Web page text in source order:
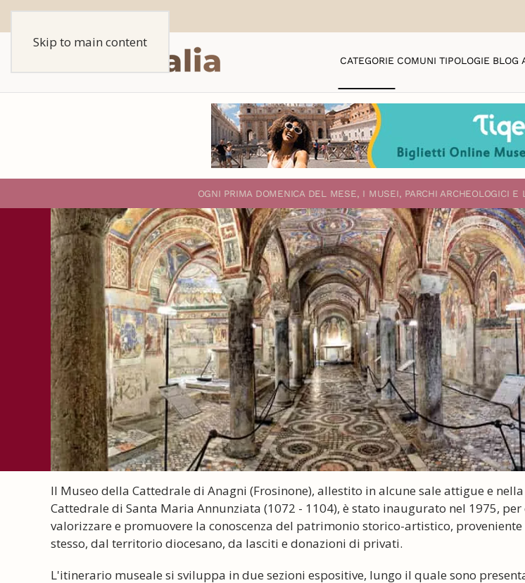
Skip to main content
CATEGORIE COMUNI TIPOLOGIE BLOG
OGNI PRIMA DOMENICA DEL MESE, I MUSEI, PARCHI ARCHEOLOGICI E
Il Museo della Cattedrale di Anagni (Frosinone), allestito in alcune sale attigue e
Cattedrale di Santa Maria Annunziata (1072 - 1104), è stato inaugurato nel 1975, per
valorizzare e promuovere la conoscenza del patrimonio storico-artistico,
stesso, dal territorio diocesano, da lasciti e donazioni di privati.
L'itinerario museale si sviluppa in due sezioni espositive, lungo il quale sono